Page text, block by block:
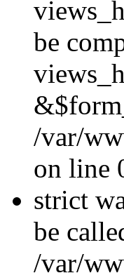
be
/var/
on line
strict
be
/var/